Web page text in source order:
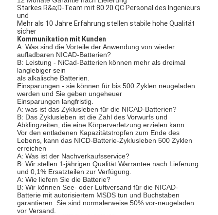
Haus
Produkte
Über uns
Starkes R&a;D-Team mit 80 20 QC Personal des Ingenieurs
und
Mehr als 10 Jahre Erfahrung stellen stabile hohe Qualität
sicher
Kommunikation mit Kunden
A: Was sind die Vorteile der Anwendung von wieder
aufladbaren NICAD-Batterien?
B: Leistung - NiCad-Batterien können mehr als dreimal
langlebiger sein
als alkalische Batterien.
Einsparungen - sie können für bis 500 Zyklen neugeladen
werden und Sie geben ungeheuer
Einsparungen langfristig.
A: was ist das Zyklusleben für die NICAD-Batterien?
B: Das Zyklusleben ist die Zahl des Vorwurfs und
Abklingzeiten, die eine Körperverletzung erzielen kann
Vor den entladenen Kapazitätstropfen zum Ende des
Lebens, kann das NICD-Batterie-Zyklusleben 500 Zyklen
erreichen
A: Was ist der Nachverkaufsservice?
B: Wir stellen 1-jährigen Qualität Warrantee nach Lieferung
und 0,1% Ersatzteilen zur Verfügung.
A: Wie liefern Sie die Batterie?
B: Wir können See- oder Luftversand für die NICAD-
Batterie mit autorisiertem MSDS tun und Buchstaben
garantieren. Sie sind normalerweise 50% vor-neugeladen
vor Versand.